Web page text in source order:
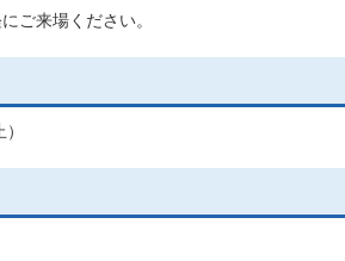
ご来場ください。